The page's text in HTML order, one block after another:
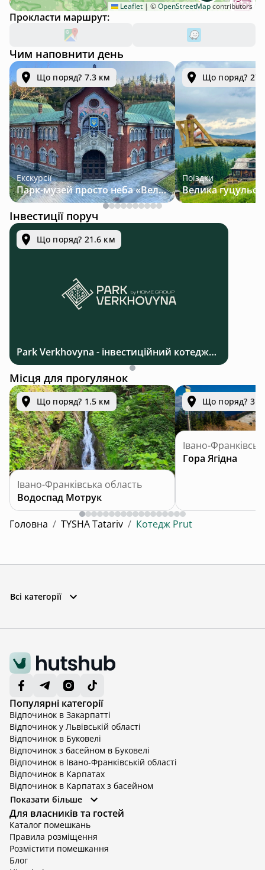
Leaflet | ©OpenStreetMapcontributors
Прокласти маршрут:
Чим наповнити день
Що поряд? 7.3 км
Екскурсії
Парк-музей просто неба «Велична Україна»
Що поряд?
Поїздки
Інвестиції поруч
Що поряд? 21.6 км
Park Verkhovyna - інвестиційний котеджний комплекс біля Верховини в Карпатах
Місця для прогулянок
Що поряд? 1.5 км
Івано-Франківська область
Водоспад Мотрук
Що поряд? 3.6
Івано-
Гора Ягідна
Головна / TYSHA Tatariv / Котедж Prut
Всі категорії
Популярні категорії
Відпочинок в Закарпатті
Відпочинок у Львівській області
Відпочинок в Буковелі
Відпочинок з басейном в Буковелі
Відпочинок в Івано-Франківській області
Відпочинок в Карпатах
Відпочинок в Карпатах з басейном
Відпочинок в Київській області
Відпочинок в Київській області з басейном
Відпочинок в Тернопільській області
Відпочинок у Вінницькій області
Відпочинок в Яремче
Відпочинок у Львівській області з басейном
Показати більше
Для власників та гостей
Каталог помешкань
Правила розміщення
Розмістити помешкання
Блог